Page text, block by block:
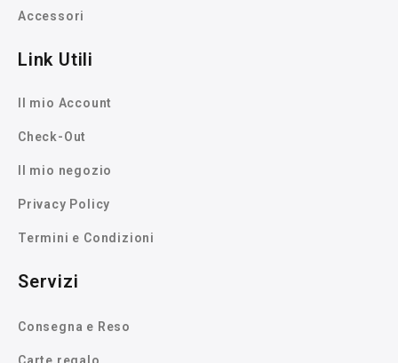
Accessori
Link Utili
Il mio Account
Check-Out
Il mio negozio
Privacy Policy
Termini e Condizioni
Servizi
Consegna e Reso